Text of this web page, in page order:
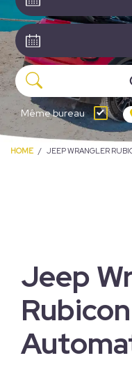
HOME JEEP WRANGLER
Même bureau
Jeep
Rubicon